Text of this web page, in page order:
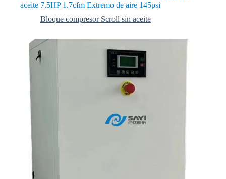
aceite 7.5HP 1.7cfm Extremo de aire 145psi
Bloque compresor Scroll sin aceite